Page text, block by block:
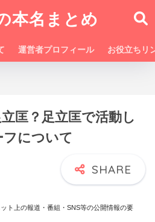
本名まとめ
運営者プロフィール お役立ちリ
匡？足立匡で活動し
について
ト上の報道・番組・SNS等の公開情報の要